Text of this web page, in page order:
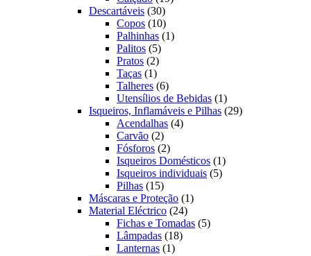
Descartáveis 3030
produtos
Copos 1010
produtos
Palhinhas 11
Palitos 55
produtos
Pratos 22
produtos
Taças 11
produto
Talheres 66
produtos
Utensílios de Bebidas 11
produto
Isqueiros, Inflamáveis e Pilhas 2929
Acendalhas 44
Carvão 22
produtos
Fósforos 22
produtos
Isqueiros Domésticos 11
produto
Isqueiros individuais 55
Pilhas 1515
produtos
Máscaras e Proteção 11
Material Eléctrico 2424
produtos
Fichas e Tomadas 55
Lâmpadas 1818
Lanternas 11